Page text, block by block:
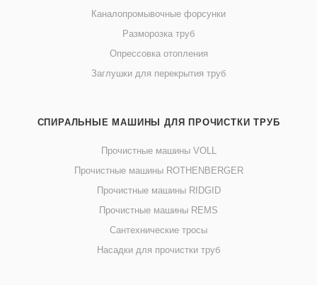
Каналопромывочные форсунки
Разморозка труб
Опрессовка отопления
Заглушки для перекрытия труб
СПИРАЛЬНЫЕ МАШИНЫ ДЛЯ ПРОЧИСТКИ ТРУБ
Прочистные машины VOLL
Прочистные машины ROTHENBERGER
Прочистные машины RIDGID
Прочистные машины REMS
Сантехнические тросы
Насадки для прочистки труб